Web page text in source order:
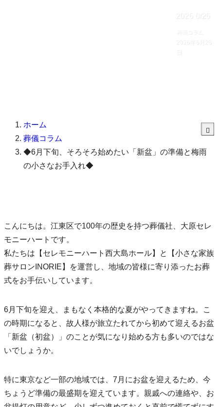
2026 6/26
葬儀コラム
2026年6月26
ホーム
葬儀コラム
◆6月下旬、そろそろ始めたい「新盆」の準備と梅雨
の小さなお手入れ◆
こんにちは。江東区で100年の歴史を持つ葬儀社、大原セレ
モニーハートです。
私たちは【セレモニーハート西大島ホール】と【小さな家族
葬サロンINORIE】を運営し、地域の皆様に寄り添ったお葬
式をお手伝いしています。
6月下旬を迎え、まもなく本格的な夏がやってきますね。こ
の時期になると、故人様が旅立たれてから初めて迎えるお盆
「新盆（初盆）」のことが気になり始める方も多いのではな
いでしょうか。
特に東京など一部の地域では、7月にお盆を迎えるため、今
ちょうど準備の最盛期を迎えています。親戚への連絡や、お